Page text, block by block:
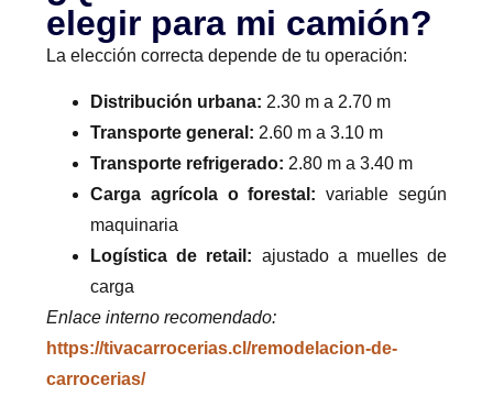
elegir para mi camión?
La elección correcta depende de tu operación:
Distribución urbana: 2.30 m a 2.70 m
Transporte general: 2.60 m a 3.10 m
Transporte refrigerado: 2.80 m a 3.40 m
Carga agrícola o forestal: variable según
maquinaria
Logística de retail: ajustado a muelles de
carga
Enlace interno recomendado:
https://tivacarrocerias.cl/remodelacion-de-
carrocerias/